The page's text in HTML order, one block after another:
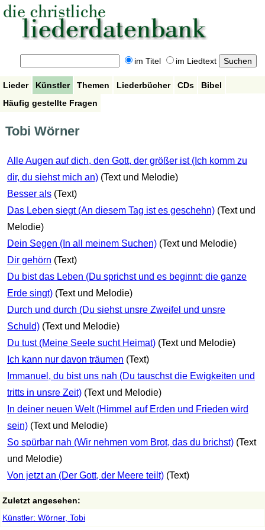
im Titel im Liedtext
Lieder Künstler Themen Liederbücher CDs
Bibel
Häufig gestellte Fragen
Tobi Wörner
Alle Augen auf dich, den Gott, der größer ist (Ich komm zu
dir, du siehst mich an) (Text und Melodie)
Besser als (Text)
Das Leben siegt (An diesem Tag ist es geschehn) (Text und
Melodie)
Dein Segen (In all meinem Suchen) (Text und Melodie)
Dir gehörn (Text)
Du bist das Leben (Du sprichst und es beginnt: die ganze
Erde singt) (Text und Melodie)
Durch und durch (Du siehst unsre Zweifel und unsre
Schuld) (Text und Melodie)
Du tust (Meine Seele sucht Heimat) (Text und Melodie)
Ich kann nur davon träumen (Text)
Immanuel, du bist uns nah (Du tauschst die Ewigkeiten und
tritts in unsre Zeit) (Text und Melodie)
In deiner neuen Welt (Himmel auf Erden und Frieden wird
sein) (Text und Melodie)
So spürbar nah (Wir nehmen vom Brot, das du brichst) (Text
und Melodie)
Von jetzt an (Der Gott, der Meere teilt) (Text)
Zuletzt angesehen:
Künstler: Wörner, Tobi